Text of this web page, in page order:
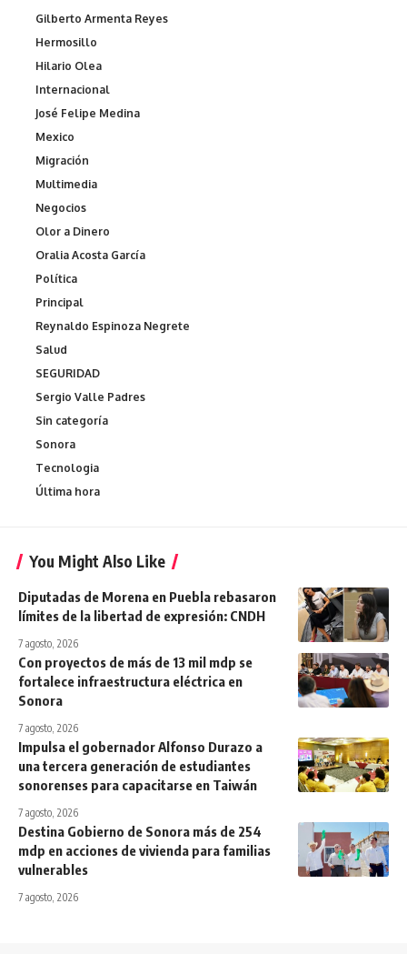
Gilberto Armenta Reyes
Hermosillo
Hilario Olea
Internacional
José Felipe Medina
Mexico
Migración
Multimedia
Negocios
Olor a Dinero
Oralia Acosta García
Política
Principal
Reynaldo Espinoza Negrete
Salud
SEGURIDAD
Sergio Valle Padres
Sin categoría
Sonora
Tecnologia
Última hora
You Might Also Like
Diputadas de Morena en Puebla rebasaron
límites de la libertad de expresión: CNDH
7 agosto, 2026
Con proyectos de más de 13 mil mdp se
fortalece infraestructura eléctrica en
Sonora
7 agosto, 2026
Impulsa el gobernador Alfonso Durazo a
una tercera generación de estudiantes
sonorenses para capacitarse en Taiwán
7 agosto, 2026
Destina Gobierno de Sonora más de 254
mdp en acciones de vivienda para familias
vulnerables
7 agosto, 2026